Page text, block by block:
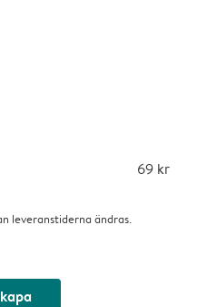
69 kr
leveranstiderna ändras.